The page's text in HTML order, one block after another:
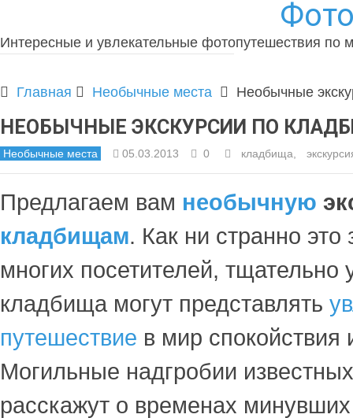
Интересные и увлекательные фотопутешествия по
Главная Необычные места Необычные
НЕОБЫЧНЫЕ ЭКСКУРСИИ ПО
Необычные места 05.03.2013 0 кладбища
Предлагаем вам необычную
кладбищам. Как ни странно это
многих посетителей, тщательно
кладбища могут представлять
путешествие в мир
Могильные надгробии
расскажут о временах